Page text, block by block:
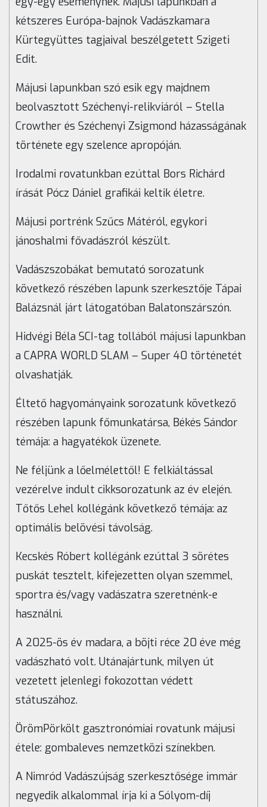
kétszeres Európa-bajnok Vadászkamara
Kürtegyüttes tagjaival beszélgetett Szigeti
Edit.
Májusi lapunkban szó esik egy majdnem
beolvasztott Széchenyi-relikviáról – Stella
Crowther és Széchenyi Zsigmond házasságának
története egy szelence apropóján.
Irodalmi rovatunkban ezúttal Bors Richárd
írását Pócz Dániel grafikái keltik életre.
Májusi portrénk Szűcs Mátéról, egykori
jánoshalmi fővadászról készült.
Vadászszobákat bemutató sorozatunk
következő részében lapunk szerkesztője Tápai
Balázsnál járt látogatóban Balatonszárszón.
Hidvégi Béla SCI-tag tollából májusi lapunkban
a CAPRA WORLD SLAM – Super 40 történetét
olvashatják.
Éltető hagyományaink sorozatunk következő
részében lapunk főmunkatársa, Békés Sándor
témája: a hagyatékok üzenete.
Ne féljünk a lőelmélettől! E felkiáltással
vezérelve indult cikksorozatunk az év elején.
Tőtős Lehel kollégánk következő témája: az
optimális belövési távolság.
Kecskés Róbert kollégánk ezúttal 3 sörétes
puskát tesztelt, kifejezetten olyan szemmel,
sportra és/vagy vadászatra szeretnénk-e
használni.
A 2025-ös év madara, a böjti réce 20 éve még
vadászható volt. Utánajártunk, milyen út
vezetett jelenlegi fokozottan védett
státuszához.
ÖrömPörkölt gasztronómiai rovatunk májusi
étele: gombaleves nemzetközi színekben.
A Nimród Vadászújság szerkesztősége immár
negyedik alkalommal írja ki a Sólyom-díj